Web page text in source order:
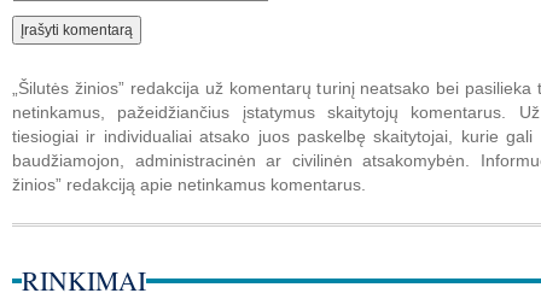
„Šilutės žinios” redakcija už komentarų turinį neatsako bei pasilieka
netinkamus, pažeidžiančius įstatymus skaitytojų komentarus.
tiesiogiai ir individualiai atsako juos paskelbę skaitytojai, kurie gali
baudžiamojon, administracinėn ar civilinėn atsakomybėn.
žinios” redakciją apie netinkamus komentarus.
RINKIMAI